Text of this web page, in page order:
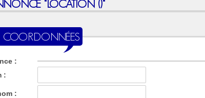
"LOCATION ()"
COORDONNÉES
:
:
: